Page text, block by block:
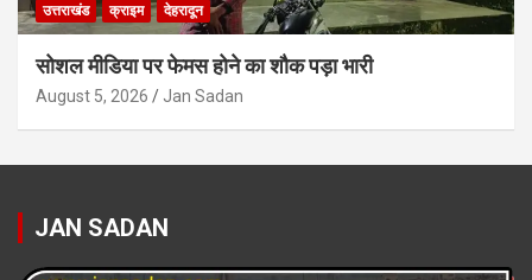
उत्तराखंड क्राइम देहरादून
सोशल मीडिया पर फेमस होने का शौक पड़ा भारी
August 5, 2026 Jan Sadan
JAN SADAN